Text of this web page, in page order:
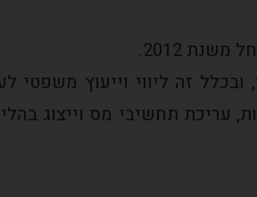
2012.
זה ליווי וייעוץ משפטי
עריכת תחשיבי מס וייצוג